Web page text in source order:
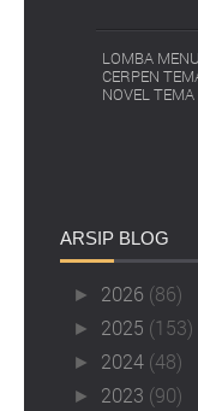
LOMBA
CERPEN
NOVEL
ARSIP BLOG
► 2026 (86)
► 2025 (153)
► 2024 (48)
► 2023 (90)